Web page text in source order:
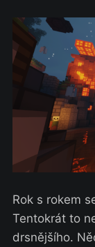
Rok s rokem
Tentokrát to
drsnějšího.